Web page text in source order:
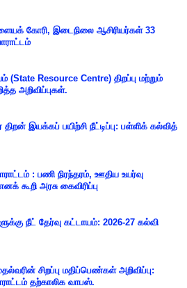
கோரி, இடைநிலை ஆசிரியர்கள் 33
(State Resource Centre) திறப்பு மற்றும்
அறிவிப்புகள்.
இயக்கப் பயிற்சி நீட்டிப்பு: பள்ளிக் கல்வித்
: பணி நிரந்தரம், ஊதிய உயர்வு
கூறி அரசு கைவிரிப்பு
நீட் தேர்வு கட்டாயம்: 2026-27 கல்வி
சிறப்பு மதிப்பெண்கள் அறிவிப்பு:
தற்காலிக வாபஸ்.